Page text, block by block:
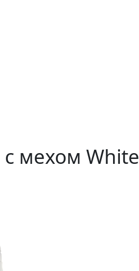
мехом White